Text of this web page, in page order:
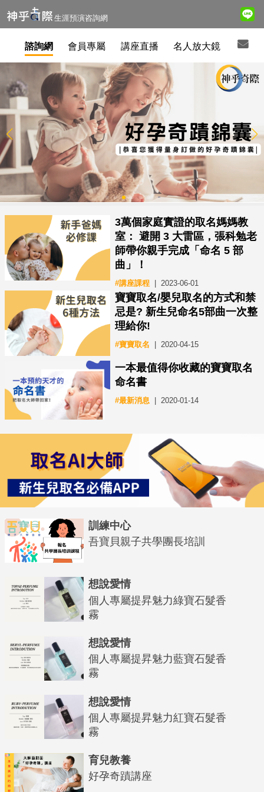
生涯預演咨詢網
諮詢網 會員專屬 講座直播 名人放大鏡
3萬個家庭實證的取名媽媽教
室： 避開 3 大雷區，張科勉老
師帶你親手完成「命名 5 部
曲」！
#講座課程 2023-06-01
寶寶取名/嬰兒取名的方式和禁
忌是? 新生兒命名5部曲一次整
理給你!
#寶寶取名 2020-04-15
一本最值得你收藏的寶寶取名
命名書
#最新消息 2020-01-14
訓練中心
吾寶貝親子共學團長培訓
想說愛情
個人專屬提昇魅力綠寶石髮香
霧
想說愛情
個人專屬提昇魅力藍寶石髮香
霧
想說愛情
個人專屬提昇魅力紅寶石髮香
霧
育兒教養
好孕奇蹟講座